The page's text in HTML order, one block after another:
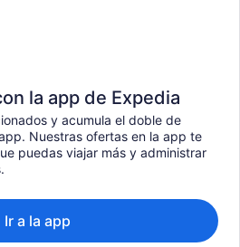
la app de Expedia
y acumula el doble de
Nuestras ofertas en la app te
puedas viajar más y administrar
Ir a la app